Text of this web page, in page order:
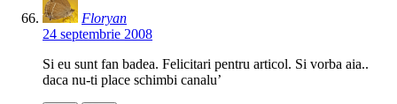
Floryan
24 septembrie 2008
Si eu sunt fan badea. Felicitari pentru articol. Si vorba aia..
daca nu-ti place schimbi canalu’